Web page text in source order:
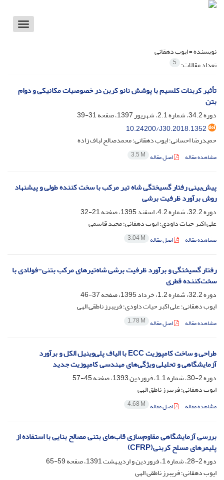
Toggle
نویسنده =ایوب دهقانی
تعداد مقالات: 5
تأثیر کربنات کلسیم با پوشش نانو کربن در خصوصیات مکانیکی و دوام
بتن
دوره 34.2، شماره 2.1، شهریور 1397، صفحه
31-39
10.24200/J30.2018.1352
حمیدرضا احسانی؛ ایوب دهقانی؛ محمدصالح لباف زاده
مشاهده مقاله اصل مقاله 3.5 M
پیش‌بینی رفتار گسیختگی شاه تیر مرکب با سخت کننده طولی و پیشنهاد
روش برآورد ظرفیت برشی
دوره 32.2، شماره 4.2، اسفند 1395، صفحه
21-32
علی اکبر حیات داودی؛ ایوب دهقانی؛ مجید قاسمی
مشاهده مقاله اصل مقاله 3.04 M
رفتار گسیختگی و برآورد ظرفیت برشی شاه‌تیرهای مرکب بتنی-فولادی با
سخت‌کننده قطری
دوره 32.2، شماره 1.2، خرداد 1395، صفحه
37-46
ایوب دهقانی؛ علی اکبر حیات داودی؛ فریبرز ناطقی الهی
مشاهده مقاله اصل مقاله 1.78 M
طراحی و ساخت کامپوزیت E‌C‌C با الیاف پلی‌وینیل الکل و برآورد
آزمایشگاهی و تحلیلی ویژگی‌های مهندسی کامپوزیت جدید
دوره 2-30، شماره 1.1، فروردین 1393، صفحه
45-57
ایوب دهقانی؛ فریبرز ناطق الهی
مشاهده مقاله اصل مقاله 4.68 M
بررسی آزمایشگاهی مقاوم‌سازی قاب‌های بتنی مصالح بنایی با استفاده از
پلیمرهای مسلح کربنی(CFRP)
دوره 2-28، شماره 1، فروردین و اردیبهشت 1391، صفحه
59-65
ایوب دهقانی؛ فریبرز ناطقی الهی